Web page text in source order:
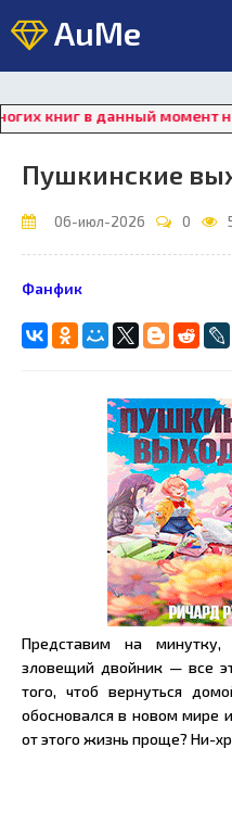
AuMe
данный момент
Пушкинские
06-июл-2026 0
Фанфик
Представим на
зловещий двойник — все
того, чтоб вернуться
обосновался в новом мире
от этого жизнь проще? Ни-